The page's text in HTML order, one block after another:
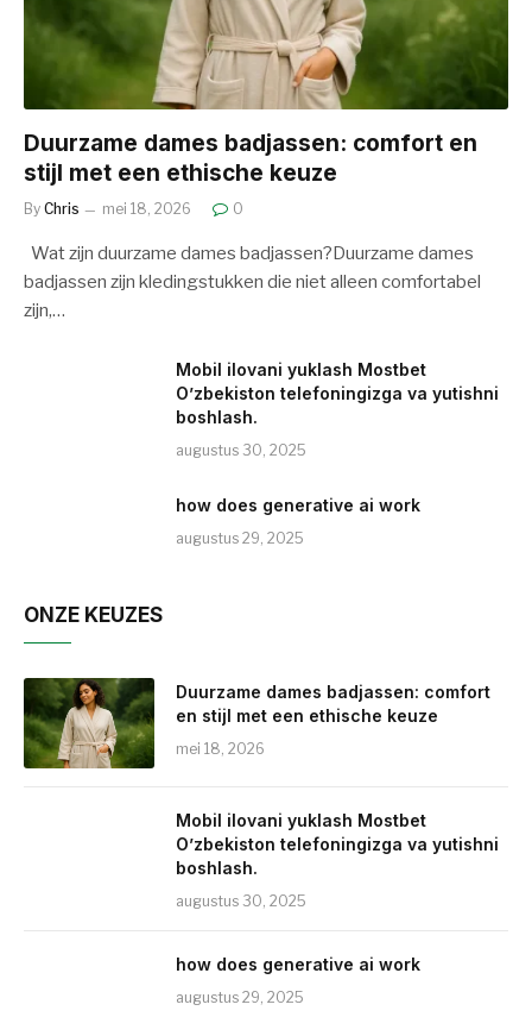
Duurzame dames badjassen: comfort en
stijl met een ethische keuze
By Chris mei 18, 2026 0
Wat zijn duurzame dames badjassen?Duurzame dames
badjassen zijn kledingstukken die niet alleen comfortabel
zijn,…
Mobil ilovani yuklash Mostbet
O’zbekiston telefoningizga va yutishni
boshlash.
augustus 30, 2025
how does generative ai work
augustus 29, 2025
ONZE KEUZES
Duurzame dames badjassen: comfort
en stijl met een ethische keuze
mei 18, 2026
Mobil ilovani yuklash Mostbet
O’zbekiston telefoningizga va yutishni
boshlash.
augustus 30, 2025
how does generative ai work
augustus 29, 2025